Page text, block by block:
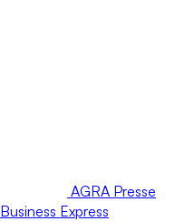
AGRA Presse
Business Express